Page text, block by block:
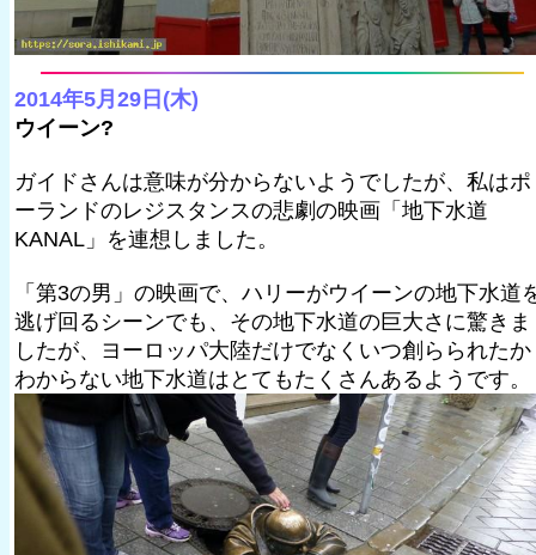
2014年5月29日(木)
ウイーン?
ガイドさんは意味が分からないようでしたが、私はポ
ーランドのレジスタンスの悲劇の映画「地下水道
KANAL」を連想しました。
「第3の男」の映画で、ハリーがウイーンの地下水道
逃げ回るシーンでも、その地下水道の巨大さに驚きま
したが、ヨーロッパ大陸だけでなくいつ創らられたか
わからない地下水道はとてもたくさんあるようです。